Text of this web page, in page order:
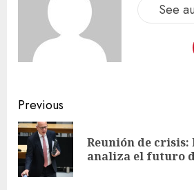
See
Previous
Reunión de crisis:
analiza el futuro